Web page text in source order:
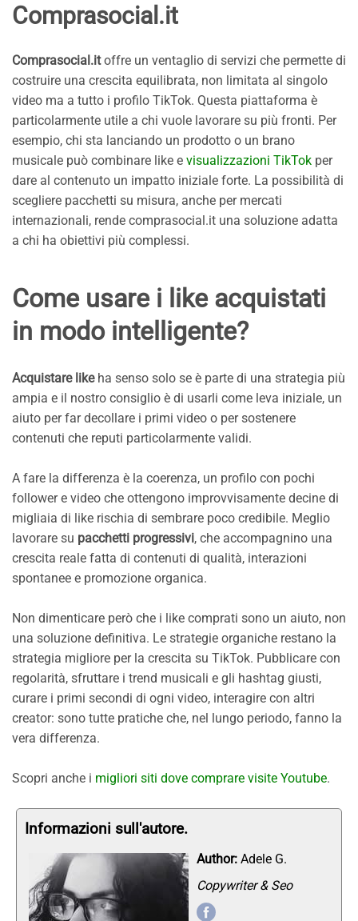
Comprasocial.it
Comprasocial.itoffre un ventaglio di servizi che permette di
costruire una crescita equilibrata, non limitata al singolo
video ma a tutto i profilo TikTok. Questa piattaforma è
particolarmente utile a chi vuole lavorare su più fronti. Per
esempio, chi sta lanciando un prodotto o un brano
musicale può combinare like e visualizzazioni TikTok per
dare al contenuto un impatto iniziale forte. La possibilità di
scegliere pacchetti su misura, anche per mercati
internazionali, rende comprasocial.it una soluzione adatta
a chi ha obiettivi più complessi.
Come usare i like acquistati
in modo intelligente?
Acquistare likeha senso solo se è parte di una strategia più
ampia e il nostro consiglio è di usarli come leva iniziale, un
aiuto per far decollare i primi video o per sostenere
contenuti che reputi particolarmente validi.
A fare la differenza è la coerenza, un profilo con pochi
follower e video che ottengono improvvisamente decine di
migliaia di like rischia di sembrare poco credibile. Meglio
lavorare su pacchetti progressivi, che accompagnino una
crescita reale fatta di contenuti di qualità, interazioni
spontanee e promozione organica.
Non dimenticare però che i like comprati sono un aiuto, non
una soluzione definitiva. Le strategie organiche restano la
strategia migliore per la crescita su TikTok. Pubblicare con
regolarità, sfruttare i trend musicali e gli hashtag giusti,
curare i primi secondi di ogni video, interagire con altri
creator: sono tutte pratiche che, nel lungo periodo, fanno la
vera differenza.
Scopri anche i migliori siti dove comprare visite Youtube.
Informazioni sull'autore.
Author: Adele G.
Copywriter & Seo